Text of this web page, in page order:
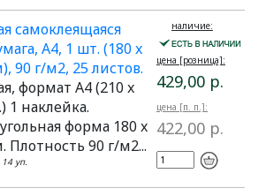
самоклеящаяся
A4, 1 шт. (180 x
90 г/м2, 25 листов.
формат A4 (210 x
1 наклейка.
форма 180 x
Плотность 90 г/м2...
14 уп.
наличие:
цена [розница]:
429,00 р.
цена [п. п.]:
422,00 р.